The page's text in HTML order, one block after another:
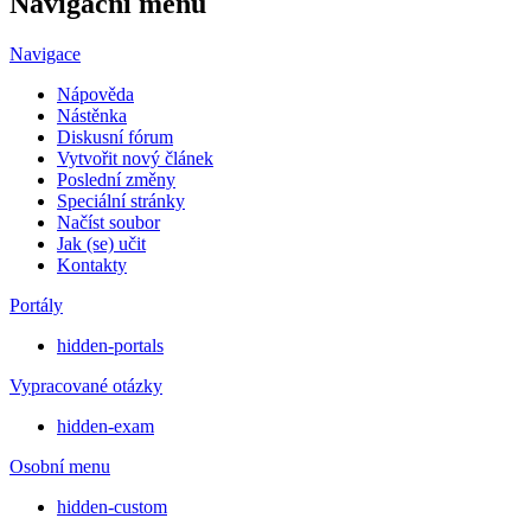
Navigace
Nápověda
Nástěnka
Diskusní fórum
Vytvořit nový článek
Poslední změny
Speciální stránky
Načíst soubor
Jak (se) učit
Kontakty
Portály
hidden-portals
Vypracované otázky
hidden-exam
Osobní menu
hidden-custom